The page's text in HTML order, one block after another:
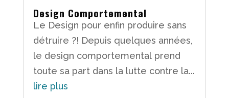
Design Comportemental
Le Design pour enfin produire sans
détruire ?! Depuis quelques années,
le design comportemental prend
toute sa part dans la lutte contre la...
lire plus